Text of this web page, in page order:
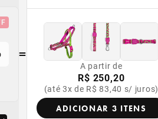
=
A partir de
R$ 250,20
(até 3x de R$ 83,40 s/ juros)
ADICIONAR 3 ITENS